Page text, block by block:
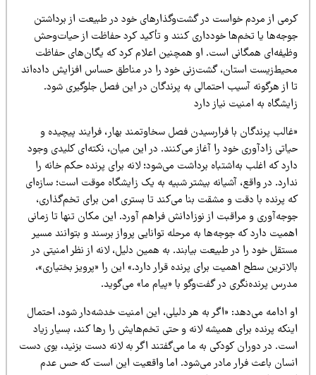
از مردم خواست در گشت‌وگذارهای خود در طبیعت از برداشتن
یا تخم‌ها خودداری کنند و تأکید کرد حفاظت از حیات‌وحش
همگانی است. او همچنین اعلام کرد که یگان‌های حفاظت
استان، گشت‌زنی خود را در مناطق حساس افزایش داده‌اند
از هرگونه آسیب احتمالی به پرندگان در این فصل جلوگیری شود.
به امنیت نیاز دارد
پرندگان با فرارسیدن فصل سخاوتمند بهار، فرایند پیچیده و
زادآوری خود را آغاز می‌کنند. در این میان، نکته‌ای کلیدی وجود
که اغلب به‌اشتباه برداشت می‌شود؛ لانه برای پرنده حکم خانه را
در واقع، آشیانه بیشتر شبیه به یک زایشگاه موقت است؛ سازه‌ای
پرنده با دقت و مشقت بنا می‌کند تا بستری امن برای تخم‌گذاری،
و مراقبت از نوزادانش فراهم آورد. این مکان تنها تا زمانی
دارد که جوجه‌ها به مرحله توانایی پرواز برسند و بتوانند مسیر
خود را در طبیعت بیابند. به همین دلیل، لانه از نظر امنیتی در
سطح اهمیت برای پرنده قرار دارد.» این را «پرویز بختیاری»،
پرنده‌نگری در گفت‌وگو با «پیام ما» می‌گوید.
ادامه می‌دهد: «اگر به هر دلیلی، این امنیت خدشه‌دار شود، احتمال
پرنده برای همیشه لانه و حتی تخم‌هایش را رها کند، بسیار زیاد
در دوران کودکی به ما می‌گفتند اگر به لانه دست بزنید، بوی دست
باعث فرار مادر می‌شود. اما واقعیت این است که حس عدم